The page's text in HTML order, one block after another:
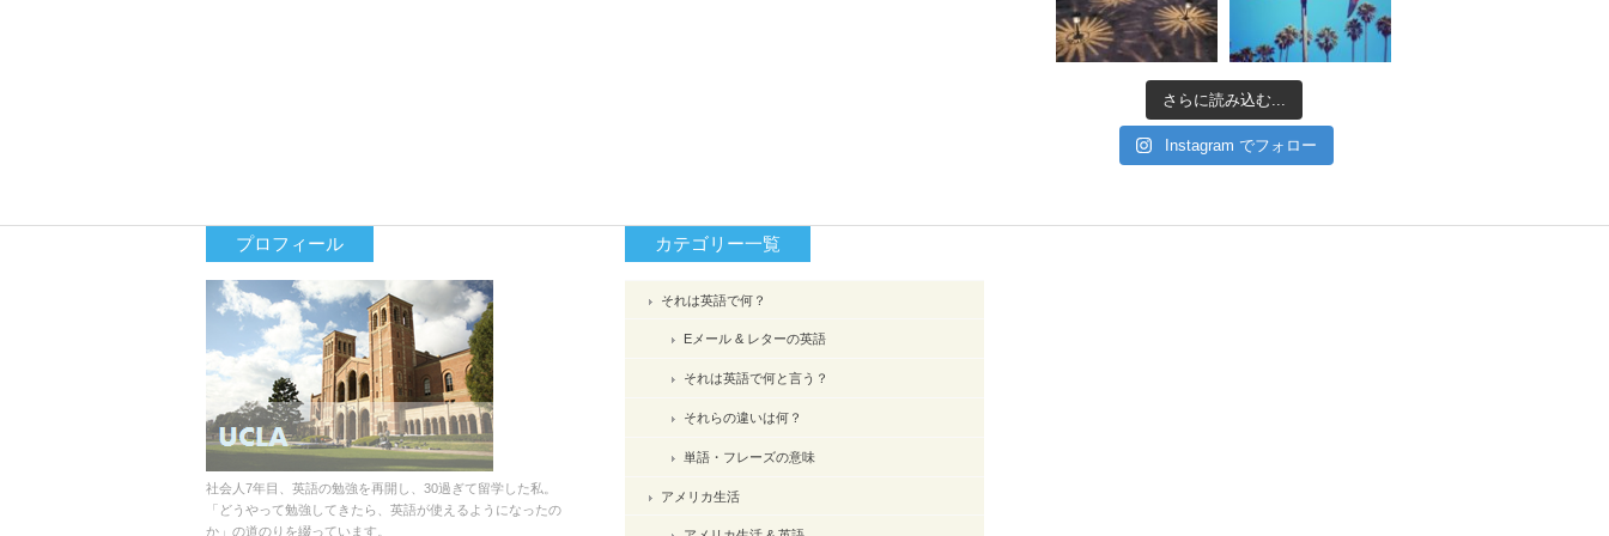
さらに読み込む...
Instagram でフォロー
プロフィール
社会人7年目、英語の勉強を再開し、30過ぎて留学した私。
「どうやって勉強してきたら、英語が使えるようになったの
か」の道のりを綴っています。
カテゴリー一覧
それは英語で何？
Eメール & レターの英語
それは英語で何と言う？
それらの違いは何？
単語・フレーズの意味
アメリカ生活